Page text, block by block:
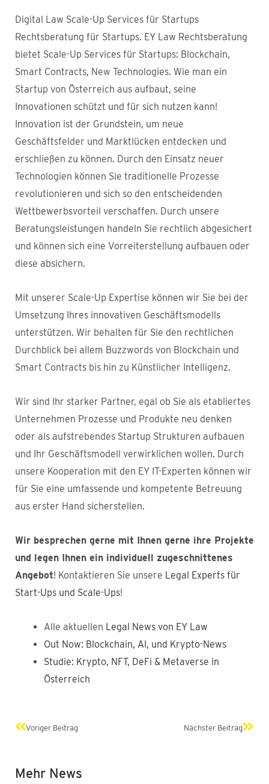
Digital Law Scale-Up Services für Startups
Rechtsberatung für Startups. EY Law Rechtsberatung
bietet Scale-Up Services für Startups: Blockchain,
Smart Contracts, New Technologies. Wie man ein
Startup von Österreich aus aufbaut, seine
Innovationen schützt und für sich nutzen kann!
Innovation ist der Grundstein, um neue
Geschäftsfelder und Marktlücken entdecken und
erschließen zu können. Durch den Einsatz neuer
Technologien können Sie traditionelle Prozesse
revolutionieren und sich so den entscheidenden
Wettbewerbsvorteil verschaffen. Durch unsere
Beratungsleistungen handeln Sie rechtlich abgesichert
und können sich eine Vorreiterstellung aufbauen oder
diese absichern.
Mit unserer Scale-Up Expertise können wir Sie bei der
Umsetzung Ihres innovativen Geschäftsmodells
unterstützen. Wir behalten für Sie den rechtlichen
Durchblick bei allem Buzzwords von Blockchain und
Smart Contracts bis hin zu Künstlicher Intelligenz.
Wir sind Ihr starker Partner, egal ob Sie als etabliertes
Unternehmen Prozesse und Produkte neu denken
oder als aufstrebendes Startup Strukturen aufbauen
und Ihr Geschäftsmodell verwirklichen wollen. Durch
unsere Kooperation mit den EY IT-Experten können wir
für Sie eine umfassende und kompetente Betreuung
aus erster Hand sicherstellen.
Wir besprechen gerne mit Ihnen gerne ihre Projekte
und legen Ihnen ein individuell zugeschnittenes
Angebot! Kontaktieren Sie unsere Legal Experts für
Start-Ups und Scale-Ups!
Alle aktuellen Legal News von EY Law
Out Now: Blockchain, AI, und Krypto-News
Studie: Krypto, NFT, DeFi & Metaverse in
Österreich
Zurück
Voriger Beitrag Nächster Beitrag
Mehr News